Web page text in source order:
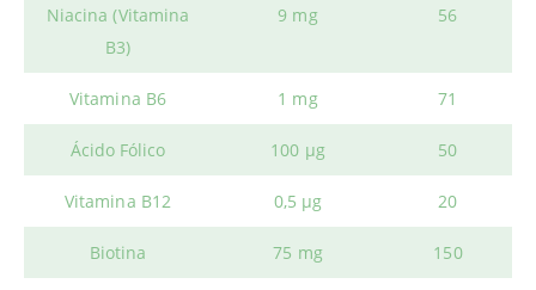
Niacina (Vitamina
B3)
9 mg 56
Vitamina B6 1 mg 71
Ácido Fólico 100 µg 50
Vitamina B12 0,5 µg 20
Biotina 75 mg 150